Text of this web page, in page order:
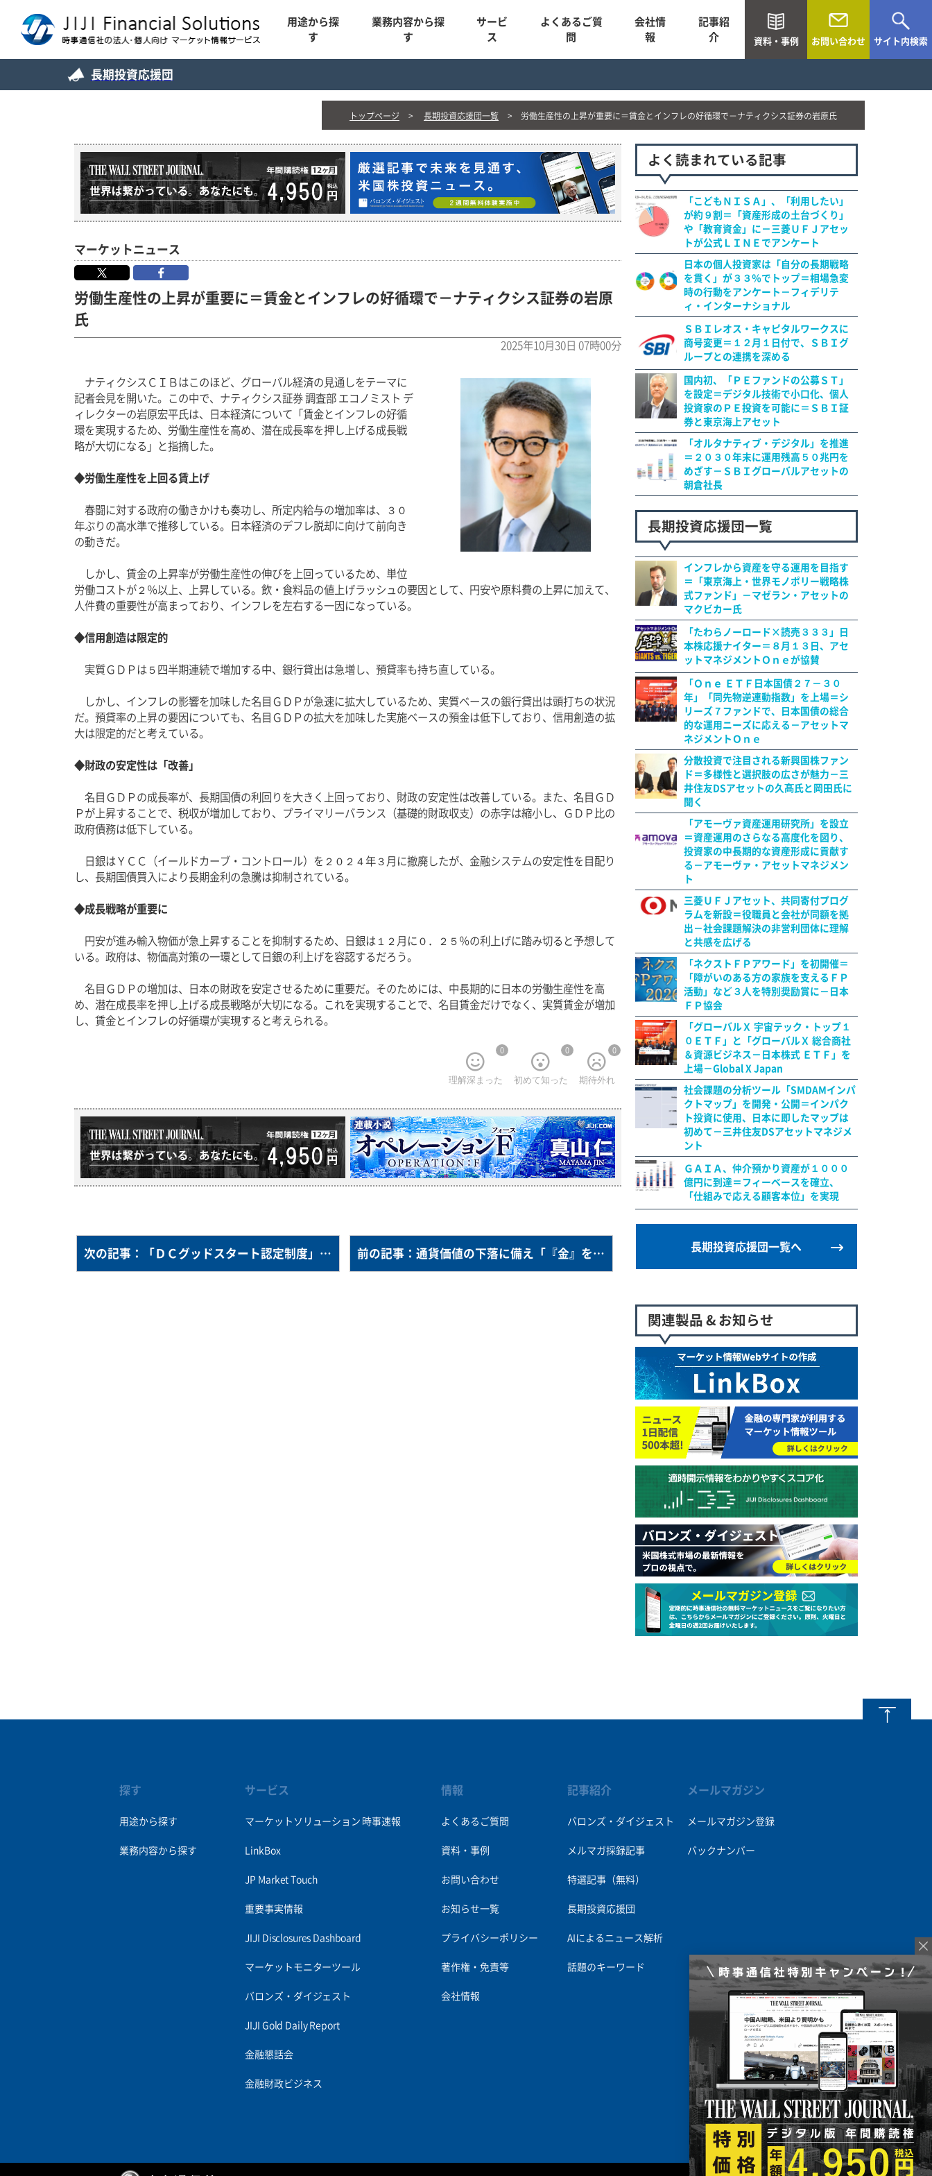
用途から探
す
業務内容から探
す
サービ
ス
よくあるご質
問
会社情
報
記事紹
介
資料・事例 お問い合わせ サイト内検索
長期投資応援団
トップページ 長期投資応援団一覧 労働生産性の上昇が重要に＝賃金とインフレの好循環で－ナティクシス証券の岩原氏
マーケットニュース
労働生産性の上昇が重要に＝賃金とインフレの好循環で－ナティクシス証券の岩原
氏
2025年10月30日 07時00分
ナティクシスＣＩＢはこのほど、グローバル経済の見通しをテーマに
記者会見を開いた。この中で、ナティクシス証券 調査部 エコノミスト デ
ィレクターの岩原宏平氏は、日本経済について「賃金とインフレの好循
環を実現するため、労働生産性を高め、潜在成長率を押し上げる成長戦
略が大切になる」と指摘した。
◆労働生産性を上回る賃上げ
春闘に対する政府の働きかけも奏功し、所定内給与の増加率は、３０
年ぶりの高水準で推移している。日本経済のデフレ脱却に向けて前向き
の動きだ。
しかし、賃金の上昇率が労働生産性の伸びを上回っているため、単位
労働コストが２％以上、上昇している。飲・食料品の値上げラッシュの要因として、円安や原料費の上昇に加えて、
人件費の重要性が高まっており、インフレを左右する一因になっている。
◆信用創造は限定的
実質ＧＤＰは５四半期連続で増加する中、銀行貸出は急増し、預貸率も持ち直している。
しかし、インフレの影響を加味した名目ＧＤＰが急速に拡大しているため、実質ベースの銀行貸出は頭打ちの状況
だ。預貸率の上昇の要因についても、名目ＧＤＰの拡大を加味した実施ベースの預金は低下しており、信用創造の拡
大は限定的だと考えている。
◆財政の安定性は「改善」
名目ＧＤＰの成長率が、長期国債の利回りを大きく上回っており、財政の安定性は改善している。また、名目ＧＤ
Ｐが上昇することで、税収が増加しており、プライマリーバランス（基礎的財政収支）の赤字は縮小し、ＧＤＰ比の
政府債務は低下している。
日銀はＹＣＣ（イールドカーブ・コントロール）を２０２４年３月に撤廃したが、金融システムの安定性を目配り
し、長期国債買入により長期金利の急騰は抑制されている。
◆成長戦略が重要に
円安が進み輸入物価が急上昇することを抑制するため、日銀は１２月に０．２５％の利上げに踏み切ると予想して
いる。政府は、物価高対策の一環として日銀の利上げを容認するだろう。
名目ＧＤＰの増加は、日本の財政を安定させるために重要だ。そのためには、中長期的に日本の労働生産性を高
め、潜在成長率を押し上げる成長戦略が大切になる。これを実現することで、名目賃金だけでなく、実質賃金が増加
し、賃金とインフレの好循環が実現すると考えられる。
0
理解深まった
0
初めて知った
0
期待外れ
次の記事：「ＤＣグッドスタート認定制度」を創設＝小規模企業のＤＣ導入に助成金－キャピタル・インターナショナルとＮＰＯ法人確定拠出年金教育協会 前の記事：通貨価値の下落に備え「『金』を保有する重要性」を指摘＝ピクテ・ジャパンの塚本氏
よく読まれている記事
「こどもＮＩＳＡ」、「利用したい」
が約９割＝「資産形成の土台づくり」
や「教育資金」に－三菱ＵＦＪアセッ
トが公式ＬＩＮＥでアンケート
日本の個人投資家は「自分の長期戦略
を貫く」が３３％でトップ＝相場急変
時の行動をアンケート－フィデリテ
ィ・インターナショナル
ＳＢＩレオス・キャピタルワークスに
商号変更＝１２月１日付で、ＳＢＩグ
ループとの連携を深める
国内初、「ＰＥファンドの公募ＳＴ」
を設定＝デジタル技術で小口化、個人
投資家のＰＥ投資を可能に＝ＳＢＩ証
券と東京海上アセット
「オルタナティブ・デジタル」を推進
＝２０３０年末に運用残高５０兆円を
めざす－ＳＢＩグローバルアセットの
朝倉社長
長期投資応援団一覧
インフレから資産を守る運用を目指す
＝「東京海上・世界モノポリー戦略株
式ファンド」－マゼラン・アセットの
マクビカー氏
「たわらノーロード×読売３３３」日
本株応援ナイター＝８月１３日、アセ
ットマネジメントＯｎｅが協賛
「Ｏｎｅ ＥＴＦ日本国債２７－３０
年」「同先物逆連動指数」を上場＝シ
リーズ７ファンドで、日本国債の総合
的な運用ニーズに応える－アセットマ
ネジメントＯｎｅ
分散投資で注目される新興国株ファン
ド＝多様性と選択肢の広さが魅力－三
井住友DSアセットの久髙氏と岡田氏に
聞く
「アモーヴァ資産運用研究所」を設立
＝資産運用のさらなる高度化を図り、
投資家の中長期的な資産形成に貢献す
る－アモーヴァ・アセットマネジメン
ト
三菱ＵＦＪアセット、共同寄付プログ
ラムを新設＝役職員と会社が同額を拠
出－社会課題解決の非営利団体に理解
と共感を広げる
「ネクストＦＰアワード」を初開催＝
「障がいのある方の家族を支えるＦＰ
活動」など３人を特別奨励賞に－日本
ＦＰ協会
「グローバルＸ 宇宙テック・トップ１
０ＥＴＦ」と「グローバルＸ 総合商社
＆資源ビジネス－日本株式 ＥＴＦ」を
上場－Global X Japan
社会課題の分析ツール「SMDAMインパ
クトマップ」を開発・公開＝インパク
ト投資に使用、日本に即したマップは
初めて－三井住友DSアセットマネジメ
ント
ＧＡＩＡ、仲介預かり資産が１０００
億円に到達＝フィーベースを確立、
「仕組みで応える顧客本位」を実現
長期投資応援団一覧へ
関連製品 & お知らせ
探す
用途から探す
業務内容から探す
サービス
マーケットソリューション
LinkBox
JP Market Touch
重要事実情報
JIJI Disclosures Dashboard
マーケットモニターツール
バロンズ・ダイジェスト
JIJI Gold Daily Report
金融懇話会
金融財政ビジネス
時事速報
情報
よくあるご質問
資料・事例
お問い合わせ
お知らせ一覧
プライバシーポリシー
著作権・免責等
会社情報
記事紹介
バロンズ・ダイジェスト
メルマガ採録記事
特選記事（無料）
長期投資応援団
AIによるニュース解析
話題のキーワード
メールマガジン
メールマガジン登録
バックナンバー